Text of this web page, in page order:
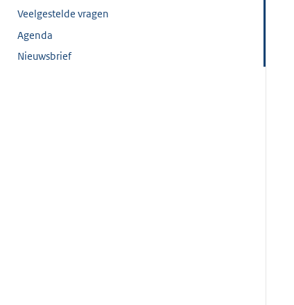
Veelgestelde vragen
Agenda
Nieuwsbrief